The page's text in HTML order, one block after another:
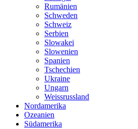
Rumänien
Schweden
Schweiz
Serbien
Slowakei
Slowenien
Spanien
Tschechien
Ukraine
Ungarn
Weissrussland
Nordamerika
Ozeanien
Südamerika